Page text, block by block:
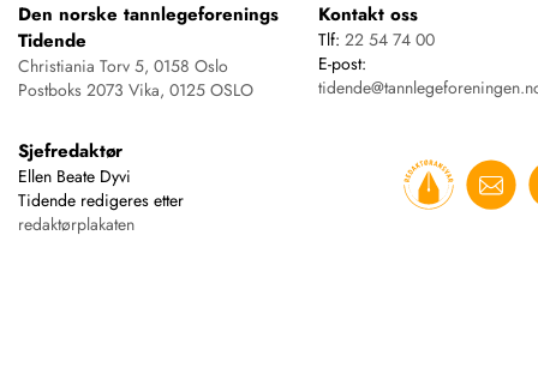
Den norske tannlegeforenings
Tidende
Christiania Torv 5, 0158 Oslo
Postboks 2073 Vika, 0125 OSLO
Kontakt oss
Tlf: 22 54 74 00
E-post:
Sjefredaktør
Ellen Beate Dyvi
Tidende redigeres etter
redaktørplakaten